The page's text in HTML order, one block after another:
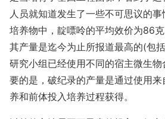
人员就知道发生了一些不可思议的
培养物中，靛嘌呤的平均效价为86
其产量是迄今为止所报道最高的(包
研究小组已经使用不同的宿主微生
要的是，破纪录的产量是通过使用
养和前体投入培养过程获得。